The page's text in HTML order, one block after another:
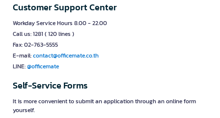
Customer Support Center
Workday Service Hours 8.00 - 22.00
Call us: 1281 ( 120 lines )
Fax: 02-763-5555
E-mail:contact@officemate.co.th
LINE:@officemate
Self-Service Forms
It is more convenient to submit an application through an online form
yourself.